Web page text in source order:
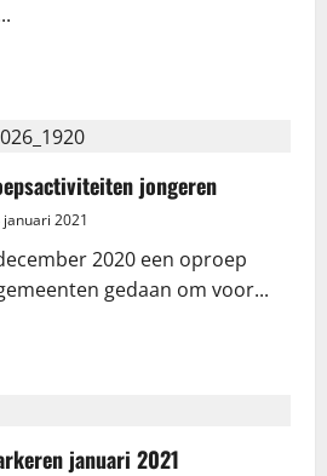
jongeren
januari 2021
2020 een oproep
gemeenten gedaan om voor...
januari 2021